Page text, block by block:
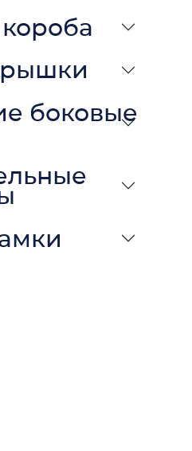
боковые